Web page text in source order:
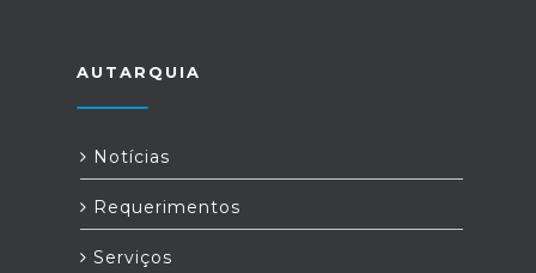
AUTARQUIA
Notícias
Requerimentos
Serviços